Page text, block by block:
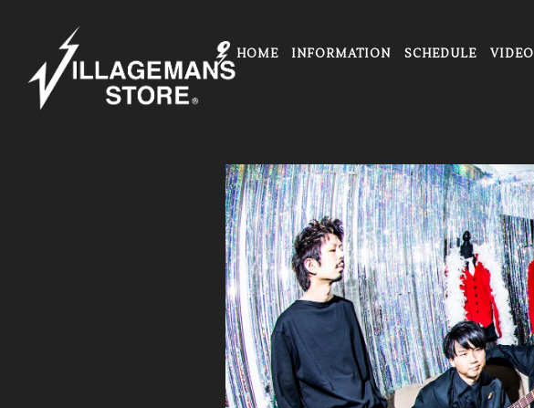
HOME INFORMATION SCHEDULE VIDEO